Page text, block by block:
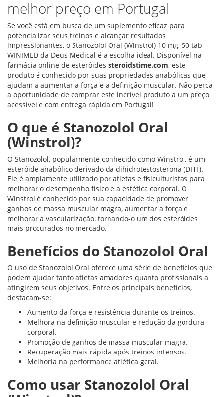
melhor preço em Portugal
Se você está em busca de um suplemento eficaz para
potencializar seus treinos e alcançar resultados
impressionantes, o Stanozolol Oral (Winstrol) 10 mg, 50 tab
WINIMED da Deus Medical é a escolha ideal. Disponível na
farmácia online de esteróides steroidstime.com, este
produto é conhecido por suas propriedades anabólicas que
ajudam a aumentar a força e a definição muscular. Não perca
a oportunidade de comprar este incrível produto a um preço
acessível e com entrega rápida em Portugal!
O que é Stanozolol Oral
(Winstrol)?
O Stanozolol, popularmente conhecido como Winstrol, é um
esteróide anabólico derivado da dihidrotestosterona (DHT).
Ele é amplamente utilizado por atletas e fisiculturistas para
melhorar o desempenho físico e a estética corporal. O
Winstrol é conhecido por sua capacidade de promover
ganhos de massa muscular magra, aumentar a força e
melhorar a vascularização, tornando-o um dos esteróides
mais procurados no mercado.
Benefícios do Stanozolol Oral
O uso de Stanozolol Oral oferece uma série de benefícios que
podem ajudar tanto atletas amadores quanto profissionais a
atingirem seus objetivos. Entre os principais benefícios,
destacam-se:
Aumento da força e resistência durante os treinos.
Melhora na definição muscular e redução da gordura
corporal.
Promoção de ganhos de massa muscular magra.
Recuperação mais rápida após treinos intensos.
Melhoria na performance atlética geral.
Como usar Stanozolol Oral